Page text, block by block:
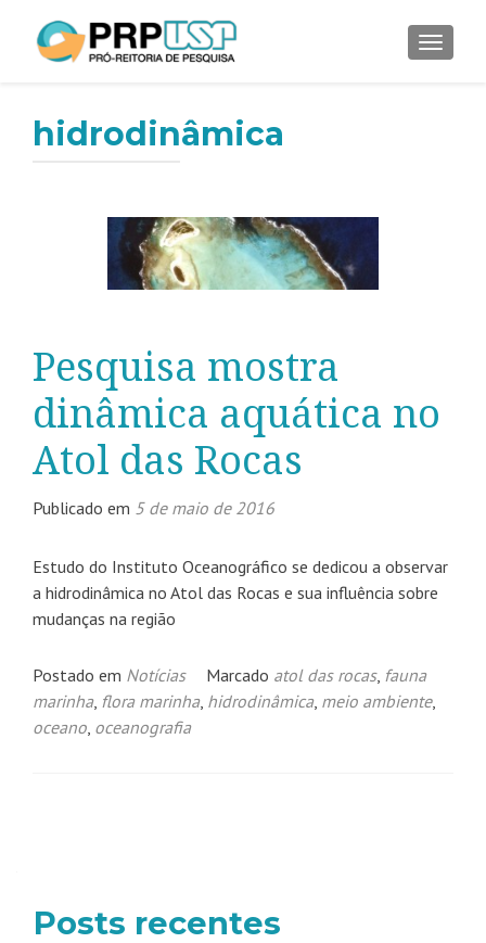
hidrodinâmica
Pesquisa mostra
dinâmica aquática no
Atol das Rocas
Publicado em 5 de maio de 2016
Estudo do Instituto Oceanográfico se dedicou a observar
a hidrodinâmica no Atol das Rocas e sua influência sobre
mudanças na região
Postado em Notícias Marcado atol das rocas, fauna
marinha, flora marinha, hidrodinâmica, meio ambiente,
oceano oceanografia
Posts recentes